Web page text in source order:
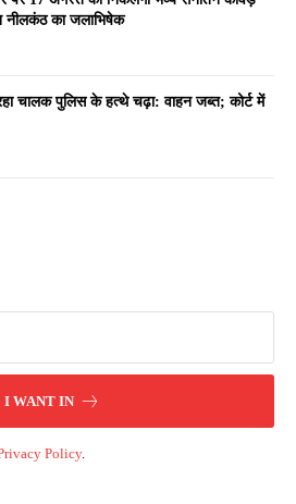
नीलकंठ का जलाभिषेक
चालक पुलिस के हत्थे चढ़ा: वाहन जब्त; कोर्ट में
I WANT IN
Policy.